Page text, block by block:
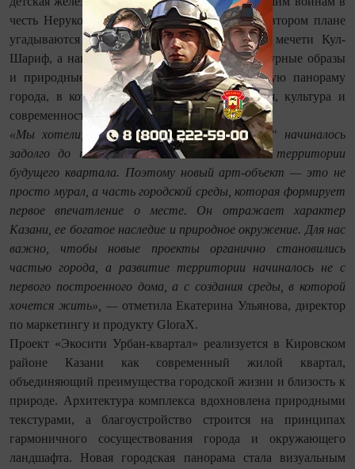
честь Нерукотворного Образа Спасителя. На втором плане
угадываются силуэты Казанского Кремля и мечети Кул-
Шариф, а национальные орнаменты, архитектурные образы
и природные мотивы складываются в цельную панораму
города, в которой переплетаются его история, культура и
современность.
«Мы хотели, чтобы знакомство с „Экосити“ начиналось
задолго до того, как человек окажется на территории
будущего квартала. Поэтому новый арт-объект — это не
просто мурал, а часть городской среды, которая формирует
первое впечатление о месте. Он отражает характер
Казани, ее богатое наследие и природное окружение. Для нас
важно, чтобы новые проекты органично становились
частью города, а развитие территории начиналось не с
первого построенного дома, а с создания среды, в которой
хочется жить», — отметила Екатерина Ульянова, директор
по маркетингу и продукту GloraX.
Проект «Экосити Урбан-квартал» реализуется в Кировском
районе Казани как современный жилой квартал,
объединяющий преимущества городской жизни и близость к
природе. Архитектура комплекса вдохновлена природными
текстурами, а благоустройство строится на принципах
гармоничного сосуществования города и окружающего
ландшафта. Новая городская панорама стала визуальным